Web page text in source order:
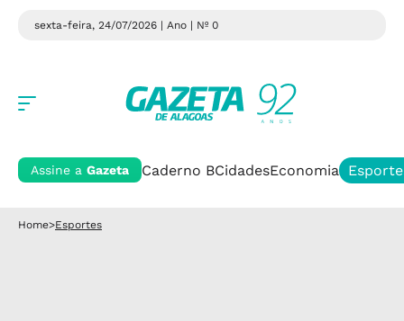
sexta-feira, 24/07/2026 | Ano | Nº 0
Assine a Gazeta Caderno BCidadesEconomia
Home>Esportes